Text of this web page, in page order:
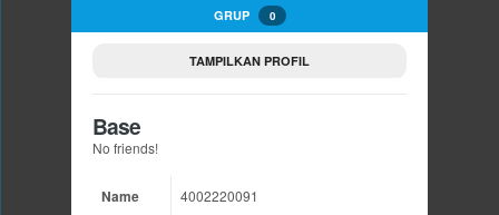
GRUP 0
TAMPILKAN PROFIL
Base
No friends!
Name 4002220091